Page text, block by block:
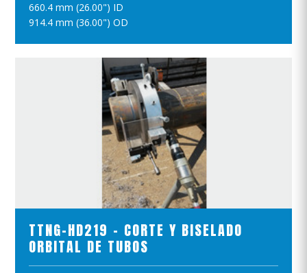
660.4 mm (26.00") ID
914.4 mm (36.00") OD
AÑADIR A LA CESTA
TTNG-HD219 - CORTE Y BISELADO
ORBITAL DE TUBOS
VER EL PRODUCTO